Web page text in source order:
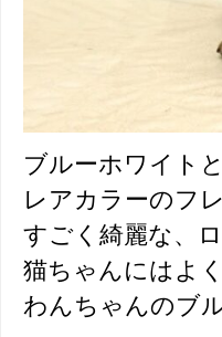
ブルーホワイト
レアカラーのフ
すごく綺麗な、
猫ちゃんにはよ
わんちゃんのブ